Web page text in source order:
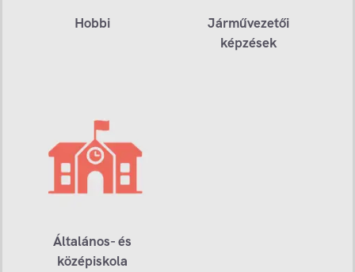
Hobbi
Járművezetői
képzések
Általános- és
középiskola